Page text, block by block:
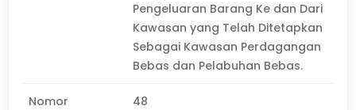
Pengeluaran Barang Ke dan Dari
Kawasan yang Telah Ditetapkan
Sebagai Kawasan Perdagangan
Bebas dan Pelabuhan Bebas.
Nomor 48